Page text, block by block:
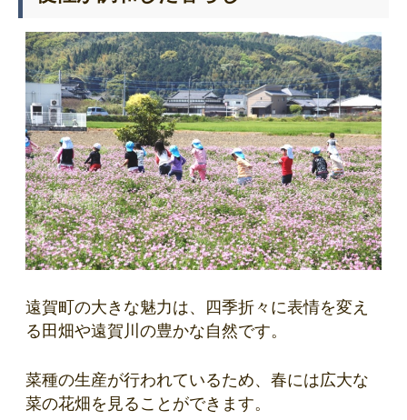
遠賀町の大きな魅力は、四季折々に表情を変え
る田畑や遠賀川の豊かな自然です。
菜種の生産が行われているため、春には広大な
菜の花畑を見ることができます。